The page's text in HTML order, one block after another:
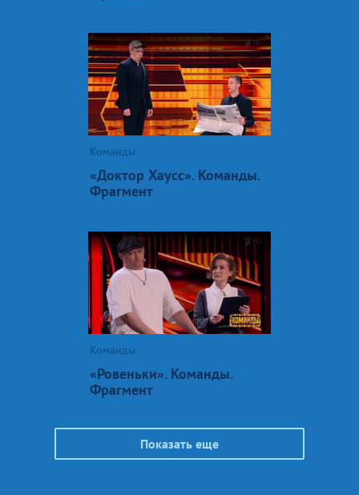
Команды
«Доктор Хаусс». Команды.
Фрагмент
Команды
«Ровеньки». Команды.
Фрагмент
Показать еще